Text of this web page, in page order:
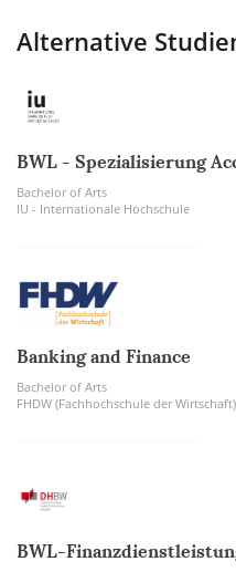
Alternative
BWL - Spezialisierung
Bachelor of Arts
IU - Internationale Hochschule
Banking and Finance
Bachelor of Arts
FHDW (Fachhochschule der Wirtschaft)
BWL-